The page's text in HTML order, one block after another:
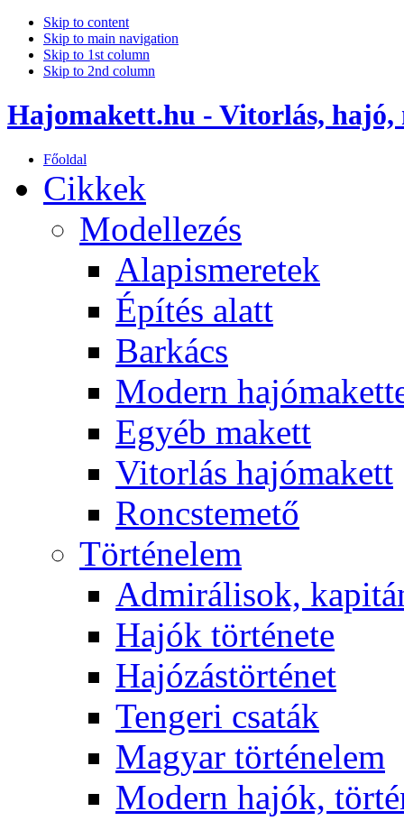
Skip to content
Skip to main navigation
Skip to 1st column
Skip to 2nd column
Hajomakett.hu - Vitorlás, hajó,
Főoldal
Cikkek
Modellezés
Alapismeretek
Építés alatt
Barkács
Modern
Egyéb makett
Vitorlás hajómakett
Roncstemető
Történelem
Admirálisok,
Hajók története
Hajózástörténet
Tengeri csaták
Magyar történelem
Modern hajók,